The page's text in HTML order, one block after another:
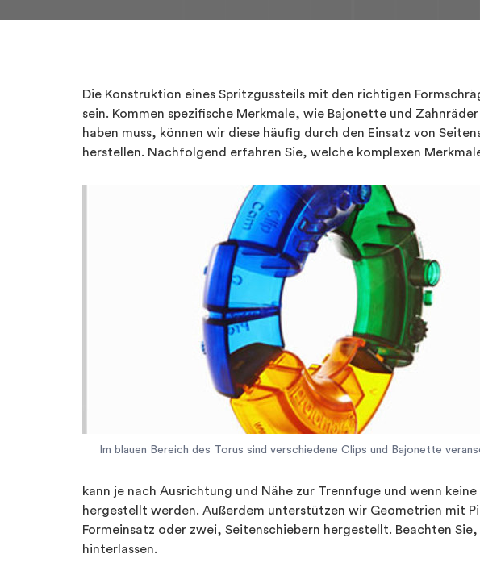
Die Konstruktion eines Spritzgussteils mit den richtigen
sein. Kommen spezifische Merkmale, wie Bajonette und
haben muss, können wir diese häufig durch den Einsatz von
herstellen. Nachfolgend erfahren Sie, welche komplexen
Im blauen Bereich des Torus sind verschiedene Clips und Bajonette
kann je nach Ausrichtung und Nähe zur Trennfuge und wenn
hergestellt werden. Außerdem unterstützen wir Geometrien mit
Formeinsatz oder zwei, Seitenschiebern hergestellt. Beachten
hinterlassen.